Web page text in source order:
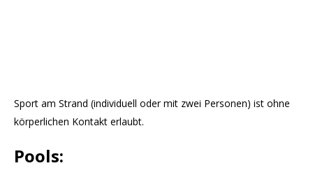
Sport am Strand (individuell oder mit zwei Personen) ist ohne
körperlichen Kontakt erlaubt.
Pools: